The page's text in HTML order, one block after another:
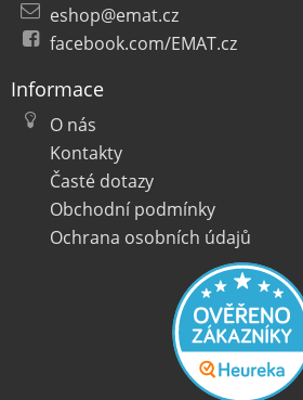
eshop@emat.cz
facebook.com/EMAT.cz
Informace
O nás
Kontakty
Časté dotazy
Obchodní podmínky
Ochrana osobních údajů